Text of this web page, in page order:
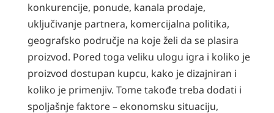
konkurencije, ponude, kanala prodaje,
uključivanje partnera, komercijalna politika,
geografsko područje na koje želi da se plasira
proizvod. Pored toga veliku ulogu igra i koliko je
proizvod dostupan kupcu, kako je dizajniran i
koliko je primenjiv. Tome takođe treba dodati i
spoljašnje faktore – ekonomsku situaciju,